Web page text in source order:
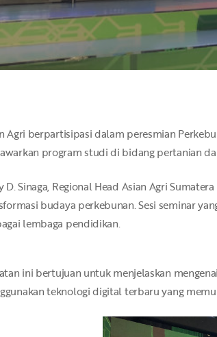
or ESC to close
Agri berpartisipasi dalam peresmian
program studi di bidang pertanian
D. Sinaga, Regional Head Asian Agri
budaya perkebunan. Sesi seminar
lembaga pendidikan.
ini bertujuan untuk menjelaskan
teknologi digital terbaru yang